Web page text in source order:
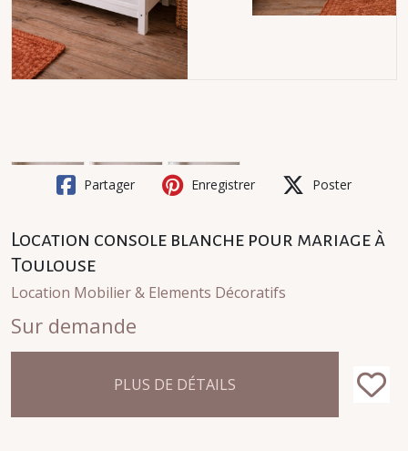
Partager Enregistrer Poster
Location console blanche pour mariage à
Toulouse
Location Mobilier & Elements Décoratifs
Sur demande
PLUS DE DÉTAILS